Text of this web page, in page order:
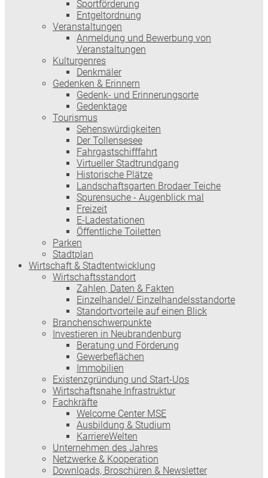
Sportförderung
Entgeltordnung
Veranstaltungen
Anmeldung und Bewerbung von
Veranstaltungen
Kulturgenres
Denkmäler
Gedenken & Erinnern
Gedenk- und Erinnerungsorte
Gedenktage
Tourismus
Sehenswürdigkeiten
Der Tollensesee
Fahrgastschifffahrt
Virtueller Stadtrundgang
Historische Plätze
Landschaftsgarten Brodaer Teiche
Spurensuche - Augenblick mal
Freizeit
E-Ladestationen
Öffentliche Toiletten
Parken
Stadtplan
Wirtschaft & Stadtentwicklung
Wirtschaftsstandort
Zahlen, Daten & Fakten
Einzelhandel/ Einzelhandelsstandorte
Standortvorteile auf einen Blick
Branchenschwerpunkte
Investieren in Neubrandenburg
Beratung und Förderung
Gewerbeflächen
Immobilien
Existenzgründung und Start-Ups
Wirtschaftsnahe Infrastruktur
Fachkräfte
Welcome Center MSE
Ausbildung & Studium
KarriereWelten
Unternehmen des Jahres
Netzwerke & Kooperation
Downloads, Broschüren & Newsletter